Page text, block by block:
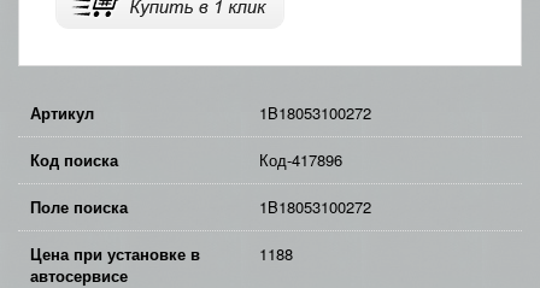
Артикул 1B18053100272
Код поиска Код-417896
Поле поиска 1B18053100272
Цена при установке в
автосервисе
1188